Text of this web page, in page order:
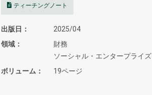
ティーチングノート
出版日
2025/04
領域
財務
ソーシャル・エンタープライズ
ボリューム
19ページ